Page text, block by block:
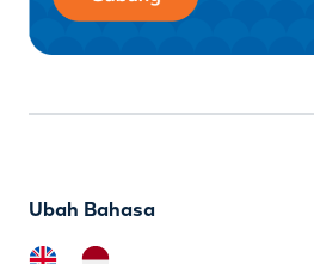
Ubah Bahasa